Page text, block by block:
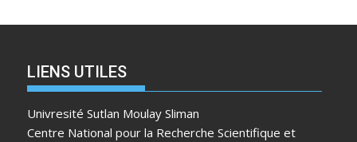
LIENS UTILES
Univresité Sutlan Moulay Sliman
Centre National pour la Recherche Scientifique et